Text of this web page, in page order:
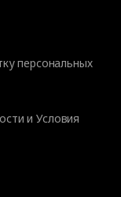
персональных
иУсловия